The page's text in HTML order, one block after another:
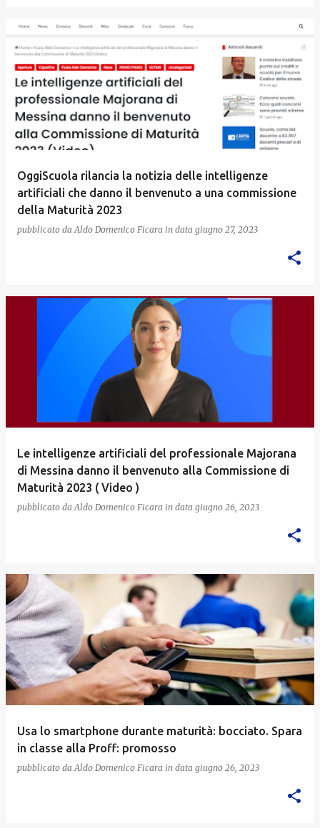
OggiScuola rilancia la notizia delle intelligenze
artificiali che danno il benvenuto a una commissione
della Maturità 2023
pubblicato da Aldo Domenico Ficara in data giugno 27, 2023
Le intelligenze artificiali del professionale Majorana
di Messina danno il benvenuto alla Commissione di
Maturità 2023 ( Video )
pubblicato da Aldo Domenico Ficara in data giugno 26, 2023
Usa lo smartphone durante maturità: bocciato. Spara
in classe alla Proff: promosso
pubblicato da Aldo Domenico Ficara in data giugno 26, 2023